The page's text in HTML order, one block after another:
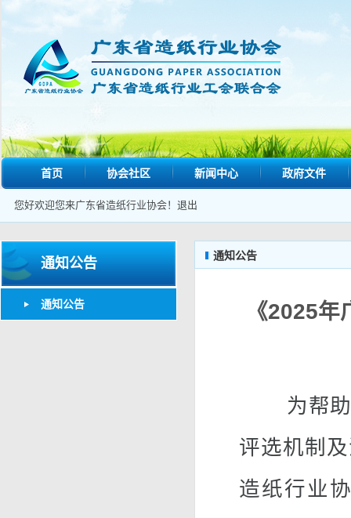
首页 协会社区 新闻中心 政府文件
您好欢迎您来广东省造纸行业协会！ 退出
通知公告
通知公告
通知公告
《2025
为帮助对
评选机制
造纸行业